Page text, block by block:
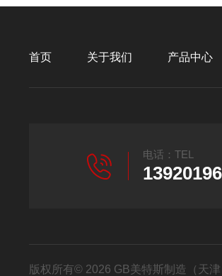
首页 关于我们 产品中心
电话：TEL
版权所有© 2026 GB美特斯制造（天